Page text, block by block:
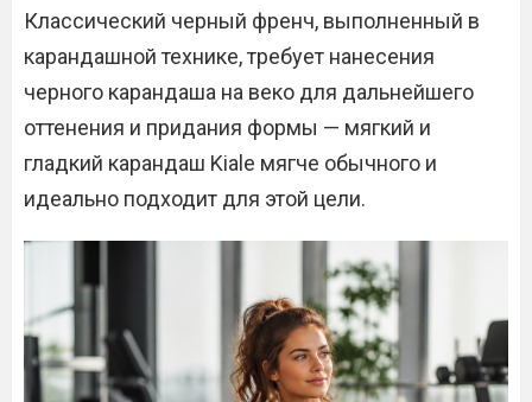
Классический черный френч, выполненный в
карандашной технике, требует нанесения
черного карандаша на веко для дальнейшего
оттенения и придания формы — мягкий и
гладкий карандаш Kiale мягче обычного и
идеально подходит для этой цели.